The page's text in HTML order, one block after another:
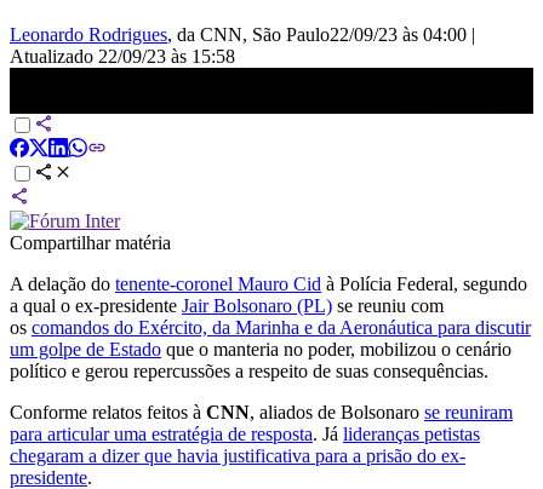
Leonardo Rodrigues, da CNN, São Paulo22/09/23 às 04:00 |
Atualizado 22/09/23 às 15:58
Compartilhar matéria
A delação do tenente-coronel Mauro Cid à Polícia Federal, segundo
a qual o ex-presidente Jair Bolsonaro (PL) se reuniu com
os comandos do Exército, da Marinha e da Aeronáutica para discutir
um golpe de Estado que o manteria no poder, mobilizou o cenário
político e gerou repercussões a respeito de suas consequências.
Conforme relatos feitos à CNN, aliados de Bolsonaro se reuniram
para articular uma estratégia de resposta. Já lideranças petistas
chegaram a dizer que havia justificativa para a prisão do ex-
presidente.